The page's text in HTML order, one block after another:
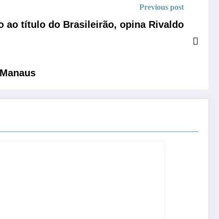
Previous post
ao título do Brasileirão, opina Rivaldo